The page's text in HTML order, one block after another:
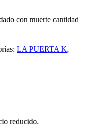
con muerte cantidad
LA PUERTA K,
reducido.